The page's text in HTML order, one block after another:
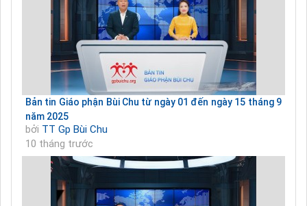
Bản tin Giáo phận Bùi Chu từ ngày 01 đến ngày 15 tháng 9
năm 2025
bởi TT Gp Bùi Chu
10 tháng trước